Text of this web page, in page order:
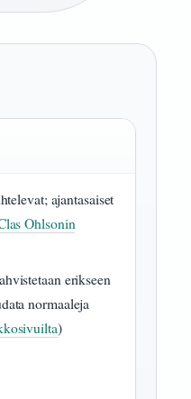
ajantasaiset
Ohlsonin
erikseen
normaaleja
)